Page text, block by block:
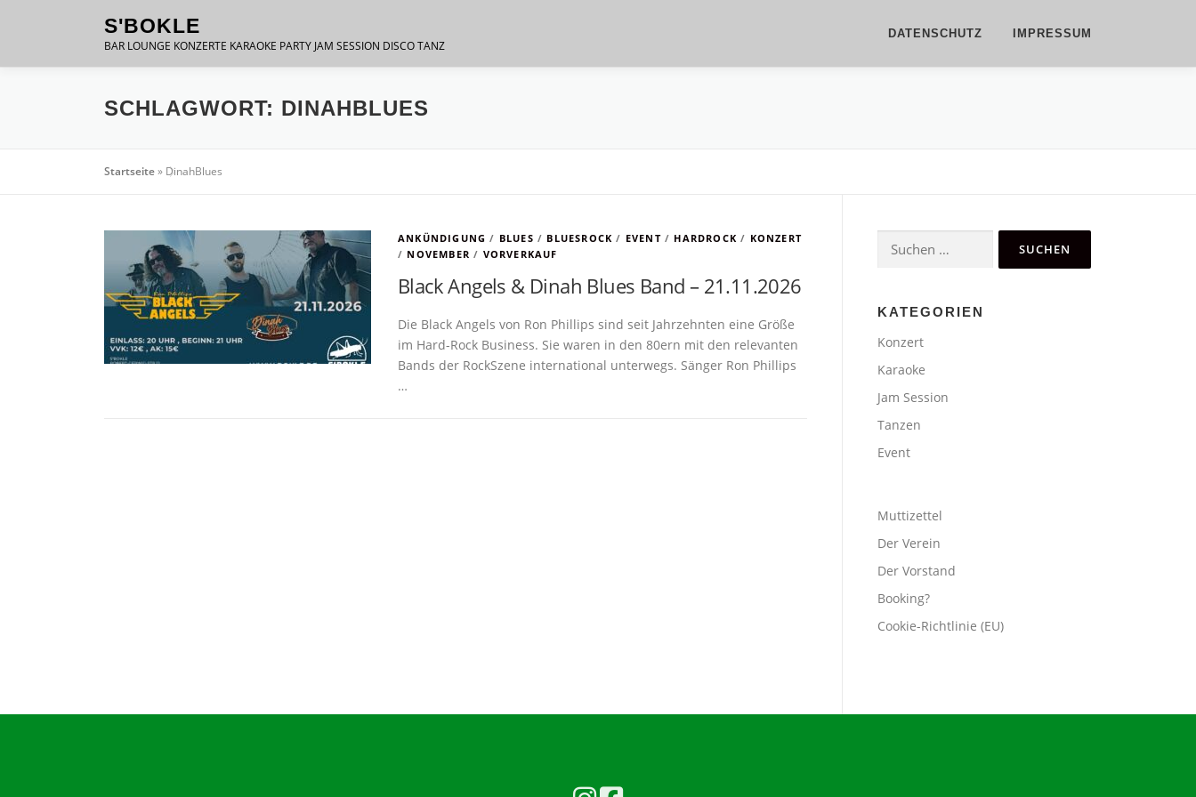
S'BOKLE
BAR LOUNGE KONZERTE KARAOKE PARTY JAM SESSION DISCO TANZ
DATENSCHUTZ IMPRESSUM
SCHLAGWORT: DINAHBLUES
Startseite» DinahBlues
ANKÜNDIGUNG / BLUES / BLUESROCK / EVENT/ HARDROCK / KONZERT
/ NOVEMBER / VORVERKAUF
Black Angels & Dinah Blues Band – 21.11.2026
Die Black Angels von Ron Phillips sind seit Jahrzehnten eine Größe
im Hard-Rock Business. Sie waren in den 80ern mit den relevanten
Bands der RockSzene international unterwegs. Sänger Ron Phillips
…
Suchen
nach:
KATEGORIEN
Konzert
Karaoke
Jam Session
Tanzen
Event
Muttizettel
Der Verein
Der Vorstand
Booking?
Cookie-Richtlinie (EU)